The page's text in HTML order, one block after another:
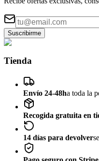
Suscribirme
Tienda
Envío 24-48ha toda la
Recogida gratuita en
14 días para devolver